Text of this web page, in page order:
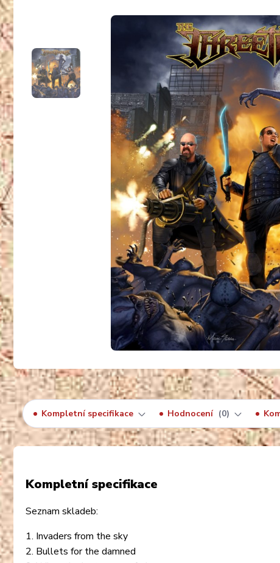
Kompletní specifikace Hodnocení 0
Kompletní specifikace
Seznam skladeb:
1. Invaders from the sky
2. Bullets for the damned